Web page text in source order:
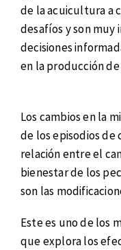
de la acuicultura a
desafíos y son
decisiones
en la producción
Los cambios en la
de los episodios de
relación entre el
bienestar de los
son las
Este es uno de los
que explora los